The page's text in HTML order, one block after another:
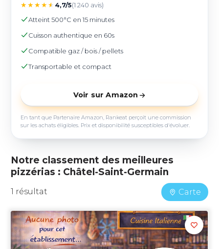
★★★★★ 4,7/5(1 240 avis)
Atteint 500°C en 15 minutes
Cuisson authentique en 60s
Compatible gaz / bois / pellets
Transportable et compact
Voir sur Amazon
En tant que Partenaire Amazon, Rankeat perçoit une commission
sur les achats éligibles. Prix et disponibilité susceptibles d'évoluer.
Notre classement des meilleures
pizzérias : Châtel-Saint-Germain
1 résultat Carte